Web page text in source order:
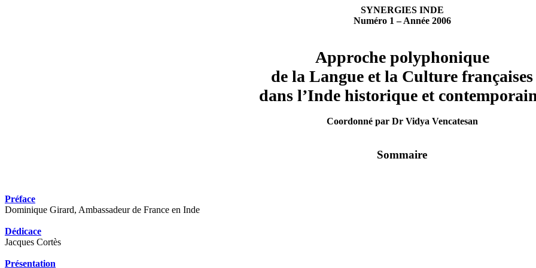
SYNERGIES INDE
Numéro 1 – Année 2006
Approche polyphonique
de la Langue et la Culture françaises
dans l’Inde historique et
Coordonné par Dr Vidya Vencatesan
Sommaire
Préface
Dominique Girard, Ambassadeur de France en Inde
Dédicace
Jacques Cortès
Présentation